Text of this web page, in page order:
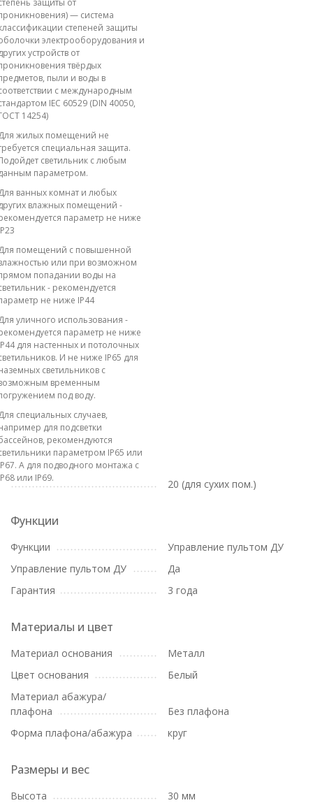
защиты от
— система
степеней защиты
электрооборудования и
устройств от
твёрдых
пыли и воды в
с международным
IEC 60529 (DIN 40050,
14254)
жилых помещений не
специальная защита.
светильник с любым
параметром.
ванных комнат и любых
влажных помещений -
параметр не ниже
помещений с повышенной
или при возможном
попадании воды на
- рекомендуется
не ниже IP44
уличного использования -
параметр не ниже
для настенных и потолочных
И не ниже IP65 для
светильников с
временным
под воду.
специальных случаев,
для подсветки
рекомендуются
параметром IP65 или
А для подводного монтажа с
или IP69.
20 (для сухих пом.)
Функции
Функции
Управление пультом ДУ
Управление пультом ДУ
Да
Гарантия
3 года
Материалы и цвет
Материал основания
Металл
Цвет основания
Белый
Материал абажура/
плафона
Без плафона
Форма плафона/абажура
круг
Размеры и вес
Высота
30 мм